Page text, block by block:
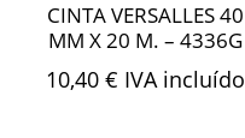
CINTA VERSALLES 40
MM X 20 M. – 4336G
10,40€ IVA incluído